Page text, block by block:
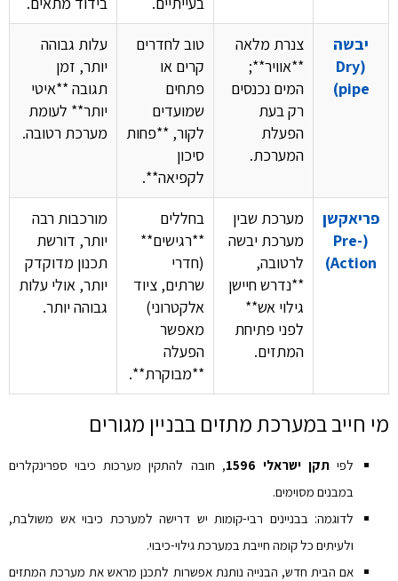
יבשה
(Dry
pipe)
צנרת מלאה
**אוויר**;
המים נכנסים
רק בעת
הפעלת
המערכת.
טוב לחדרים
קרים או
פתחים
שמועדים
לקור, **פחות
סיכון
לקפיאה**.
עלות גבוהה
יותר, זמן
תגובה **איטי
יותר** לעומת
מערכת רטובה.
פריאקשן
(Pre-
Action)
מערכת שבין
מערכת יבשה
לרטובה,
**נדרש חיישן
גילוי אש**
לפני פתיחת
המתזים.
בחללים
**רגישים**
(חדרי
שרתים, ציוד
אלקטרוני)
מאפשר
הפעלה
**מבוקרת**.
מורכבות רבה
יותר, דורשת
תכנון מדוקדק
יותר, אולי עלות
גבוהה יותר.
מי חייב במערכת מתזים בבניין מגורים
לפיתקן ישראלי 1596
, חובה להתקין מערכות כיבוי ספרינקלרים
במבנים מסוימים.
לדוגמה: בבניינים רבי-קומות יש דרישה למערכת כיבוי אש משולבת,
ולעיתים כל קומה חייבת במערכת גילוי-כיבוי.
אם הבית חדש, הבנייה נותנת אפשרות לתכנן מראש את מערכת המתזים